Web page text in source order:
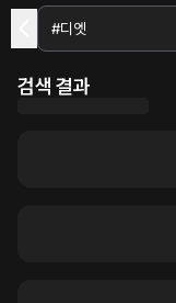
검색 결과